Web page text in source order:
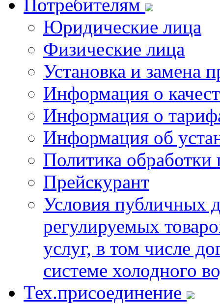
Потребителям
Юридические лица
Физические лица
Установка и замена
Информация о
Информация о
Информация об
Политика
Прейскурант
Условия публичных
регулируемых
услуг, в том числе
системе холодного
Тех.присоединение